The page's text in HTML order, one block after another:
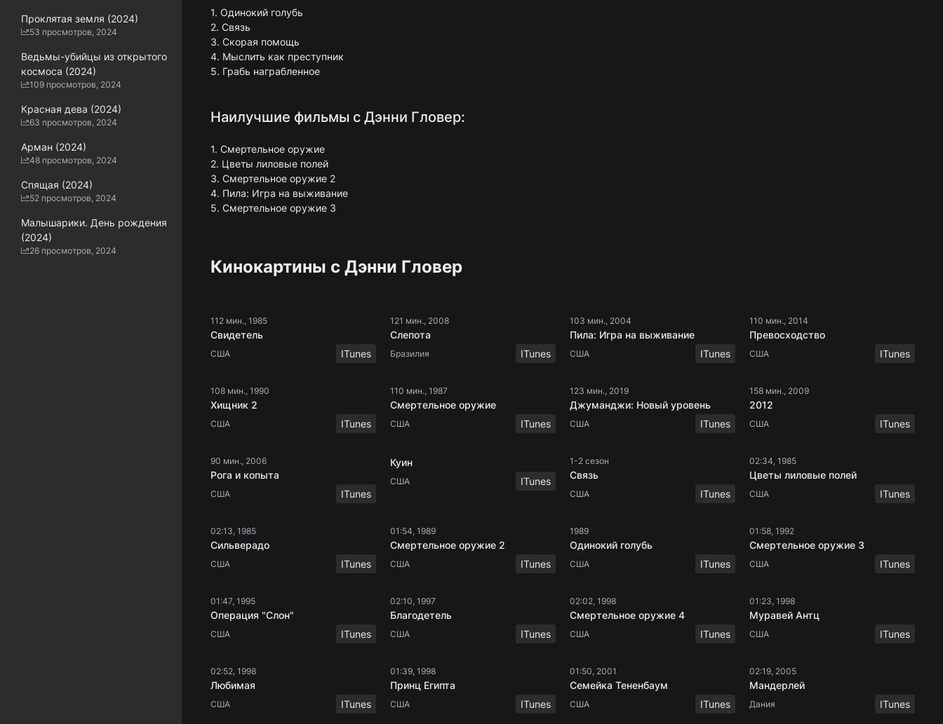
1. Одинокий голубь
2. Связь
3. Скорая помощь
4. Мыслить как преступник
5. Грабь награбленное
Наилучшие фильмы с Дэнни Гловер:
1. Смертельное оружие
2. Цветы лиловые полей
3. Смертельное оружие 2
4. Пила: Игра на выживание
5. Смертельное оружие 3
Кинокартины с Дэнни Гловер
112 мин., 1985
Свидетель
США ITunes
121 мин., 2008
Слепота
Бразилия ITunes
103 мин., 2004
Пила: Игра на выживание
США ITunes
110 мин., 2014
Превосходство
США ITunes
108 мин., 1990
Хищник 2
США ITunes
110 мин., 1987
Смертельное оружие
США ITunes
123 мин., 2019
Джуманджи: Новый уровень
США ITunes
158 мин., 2009
2012
США ITunes
90 мин., 2006
Рога и копыта
США ITunes
Куин
США ITunes
1-2 сезон
Связь
США ITunes
02:34, 1985
Цветы лиловые полей
США ITunes
02:13, 1985
Сильверадо
США ITunes
01:54, 1989
Смертельное оружие 2
США ITunes
1989
Одинокий голубь
США ITunes
01:58, 1992
Смертельное оружие 3
США ITunes
01:47, 1995
Операция "Слон"
США ITunes
02:10, 1997
Благодетель
США ITunes
02:02, 1998
Смертельное оружие 4
США ITunes
01:23, 1998
Муравей Антц
США ITunes
02:52, 1998
Любимая
США ITunes
01:39, 1998
Принц Египта
США ITunes
01:50, 2001
Семейка Тененбаум
США ITunes
02:19, 2005
Мандерлей
Дания ITunes
Проклятая земля (2024)
53 просмотров, 2024
Ведьмы-убийцы из открытого
космоса (2024)
109 просмотров, 2024
Красная дева (2024)
63 просмотров, 2024
Арман (2024)
48 просмотров, 2024
Спящая (2024)
52 просмотров, 2024
Малышарики. День рождения
(2024)
26 просмотров, 2024